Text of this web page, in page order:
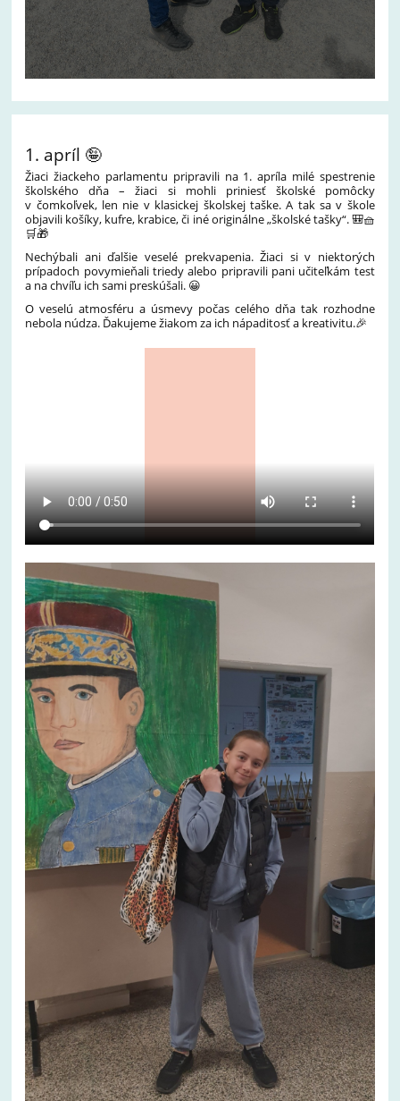
1. apríl 🤪
Žiaci žiackeho parlamentu pripravili na 1. apríla milé spestrenie
školského dňa – žiaci si mohli priniesť školské pomôcky
v čomkoľvek, len nie v klasickej školskej taške. A tak sa v škole
objavili košíky, kufre, krabice, či iné originálne „školské tašky“. 🎒🧺
🛒🎁
Nechýbali ani ďalšie veselé prekvapenia. Žiaci si v niektorých
prípadoch povymieňali triedy alebo pripravili pani učiteľkám test
a na chvíľu ich sami preskúšali. 😀
O veselú atmosféru a úsmevy počas celého dňa tak rozhodne
nebola núdza. Ďakujeme žiakom za ich nápaditosť a kreativitu.🎉